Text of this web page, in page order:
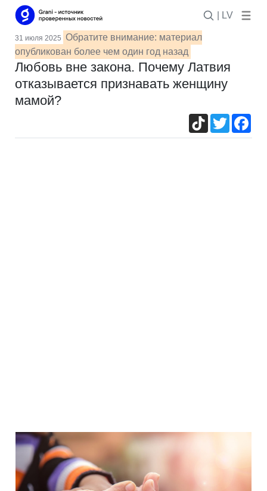
| LV
31 июля 2025 Обратите внимание: материал
опубликован более чем один год назад
Любовь вне закона. Почему Латвия
отказывается признавать женщину
мамой?
TikTokTwitter